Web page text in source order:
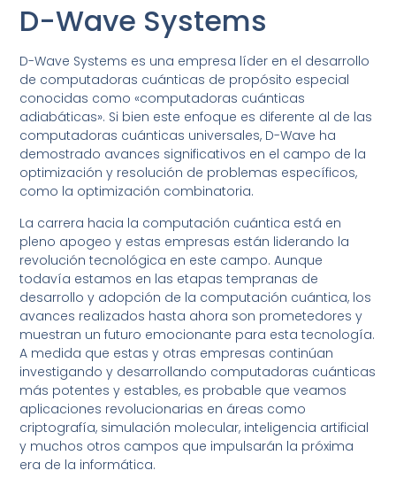
D-Wave Systems
D-Wave Systems es una empresa líder en el desarrollo
de computadoras cuánticas de propósito especial
conocidas como «computadoras cuánticas
adiabáticas». Si bien este enfoque es diferente al de las
computadoras cuánticas universales, D-Wave ha
demostrado avances significativos en el campo de la
optimización y resolución de problemas específicos,
como la optimización combinatoria.
La carrera hacia la computación cuántica está en
pleno apogeo y estas empresas están liderando la
revolución tecnológica en este campo. Aunque
todavía estamos en las etapas tempranas de
desarrollo y adopción de la computación cuántica, los
avances realizados hasta ahora son prometedores y
muestran un futuro emocionante para esta tecnología.
A medida que estas y otras empresas continúan
investigando y desarrollando computadoras cuánticas
más potentes y estables, es probable que veamos
aplicaciones revolucionarias en áreas como
criptografía, simulación molecular, inteligencia artificial
y muchos otros campos que impulsarán la próxima
era de la informática.